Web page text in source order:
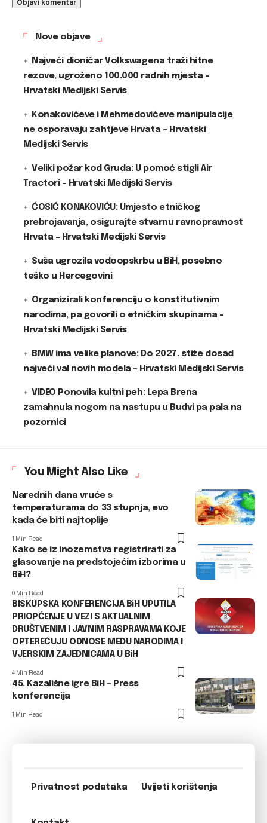
Nove objave
Najveći dioničar Volkswagena traži hitne
rezove, ugroženo 100.000 radnih mjesta –
Hrvatski Medijski Servis
Konakovićeve i Mehmedovićeve manipulacije
ne osporavaju zahtjeve Hrvata – Hrvatski
Medijski Servis
Veliki požar kod Gruda: U pomoć stigli Air
Tractori – Hrvatski Medijski Servis
ĆOSIĆ KONAKOVIĆU: Umjesto etničkog
prebrojavanja, osigurajte stvarnu ravnopravnost
Hrvata – Hrvatski Medijski Servis
Suša ugrozila vodoopskrbu u BiH, posebno
teško u Hercegovini
Organizirali konferenciju o konstitutivnim
narodima, pa govorili o etničkim skupinama –
Hrvatski Medijski Servis
BMW ima velike planove: Do 2027. stiže dosad
najveći val novih modela – Hrvatski Medijski Servis
VIDEO Ponovila kultni peh: Lepa Brena
zamahnula nogom na nastupu u Budvi pa pala na
pozornici
You Might Also Like
Narednih dana vruće s
temperaturama do 33 stupnja, evo
kada će biti najtoplije
1 Min Read
Kako se iz inozemstva registrirati za
glasovanje na predstojećim izborima u
BiH?
0 Min Read
BISKUPSKA KONFERENCIJA BiH UPUTILA
PRIOPĆENJE U VEZI S AKTUALNIM
DRUŠTVENIM I JAVNIM RASPRAVAMA KOJE
OPTEREĆUJU ODNOSE MEĐU NARODIMA I
VJERSKIM ZAJEDNICAMA U BiH
4 Min Read
45. Kazališne igre BiH – Press
konferencija
1 Min Read
Privatnost podataka Uvijeti korištenja